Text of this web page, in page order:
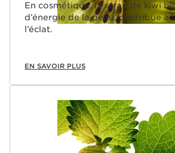
En cosmétique, l’extrait de kiwi
d’énergie de la peau, contribue à
l’éclat.
EN SAVOIR PLUS